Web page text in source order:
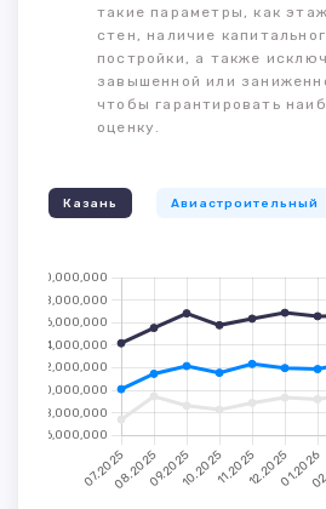
такие параметры, как
стен, наличие
постройки, а также
завышенной или
чтобы гарантировать
оценку.
Казань Авиастроительный